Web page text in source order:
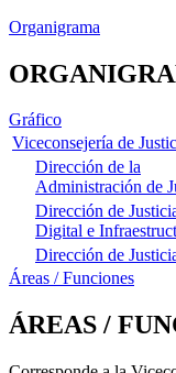
Organigrama
Gráfico
Viceconsejería de
Dirección de la
Administración de
Dirección de
Digital e
Dirección de
Áreas / Funciones
ÁREAS /